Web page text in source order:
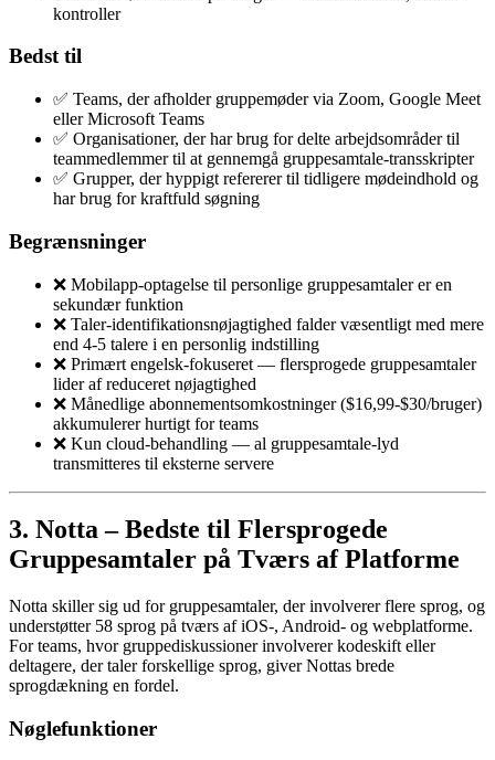
kontroller
Bedst til
✅ Teams, der afholder gruppemøder via Zoom, Google Meet
eller Microsoft Teams
✅ Organisationer, der har brug for delte arbejdsområder til
teammedlemmer til at gennemgå gruppesamtale-transskripter
✅ Grupper, der hyppigt refererer til tidligere mødeindhold og
har brug for kraftfuld søgning
Begrænsninger
❌ Mobilapp-optagelse til personlige gruppesamtaler er en
sekundær funktion
❌ Taler-identifikationsnøjagtighed falder væsentligt med mere
end 4-5 talere i en personlig indstilling
❌ Primært engelsk-fokuseret — flersprogede gruppesamtaler
lider af reduceret nøjagtighed
❌ Månedlige abonnementsomkostninger ($16,99-$30/bruger)
akkumulerer hurtigt for teams
❌ Kun cloud-behandling — al gruppesamtale-lyd
transmitteres til eksterne servere
3. Notta – Bedste til Flersprogede
Gruppesamtaler på Tværs af Platforme
Notta skiller sig ud for gruppesamtaler, der involverer flere sprog, og
understøtter 58 sprog på tværs af iOS-, Android- og webplatforme.
For teams, hvor gruppediskussioner involverer kodeskift eller
deltagere, der taler forskellige sprog, giver Nottas brede
sprogdækning en fordel.
Nøglefunktioner